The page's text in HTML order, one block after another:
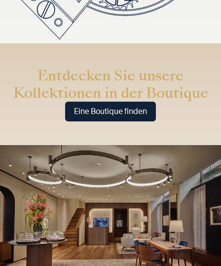
Entdecken Sie unsere
Kollektionen in der Boutique
Eine Boutique finden